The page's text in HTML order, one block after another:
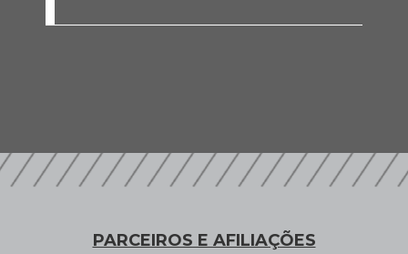
PARCEIROS E AFILIAÇÕES